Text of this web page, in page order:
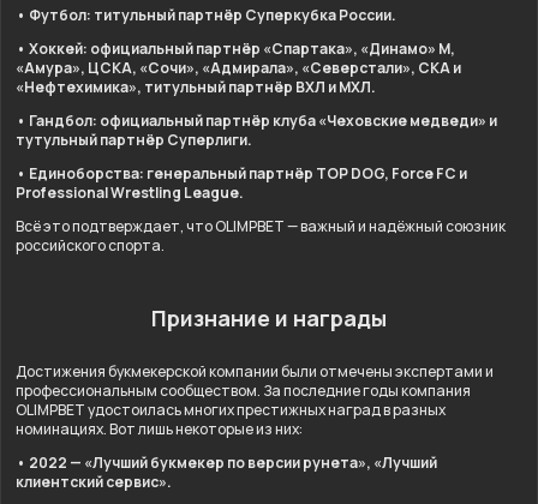
• Футбол: титульный партнёр Суперкубка России.
• Хоккей: официальный партнёр «Спартака», «Динамо» М,
«Амура», ЦСКА, «Сочи», «Адмирала», «Северстали», СКА и
«Нефтехимика», титульный партнёр ВХЛ и МХЛ.
• Гандбол: официальный партнёр клуба «Чеховские медведи» и
тутульный партнёр Суперлиги.
• Единоборства: генеральный партнёр TOP DOG, Force FC и
Professional Wrestling League.
Всё это подтверждает, что OLIMPBET — важный и надёжный союзник
российского спорта.
Признание и награды
Достижения букмекерской компании были отмечены экспертами и
профессиональным сообществом. За последние годы компания
OLIMPBET удостоилась многих престижных наград в разных
номинациях. Вот лишь некоторые из них:
• 2022 — «Лучший букмекер по версии рунета», «Лучший
клиентский сервис».